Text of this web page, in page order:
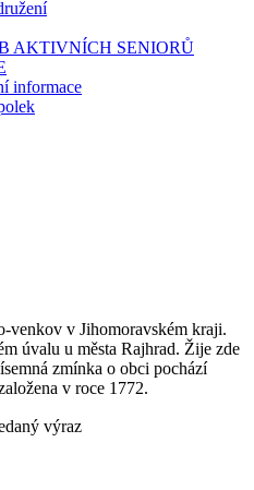
AKTIVNÍCH SENIORŮ
informace
venkov v Jihomoravském kraji.
úvalu u města Rajhrad. Žije zde
zmínka o obci pochází
v roce 1772.
výraz